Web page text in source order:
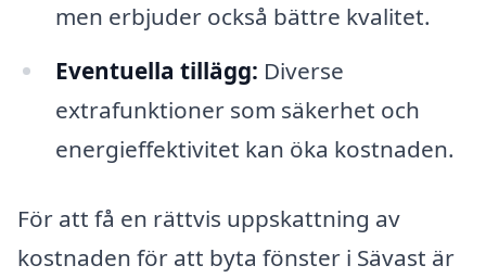
men erbjuder också bättre kvalitet.
Eventuella tillägg: Diverse
extrafunktioner som säkerhet och
energieffektivitet kan öka kostnaden.
För att få en rättvis uppskattning av
kostnaden för att byta fönster i Sävast är